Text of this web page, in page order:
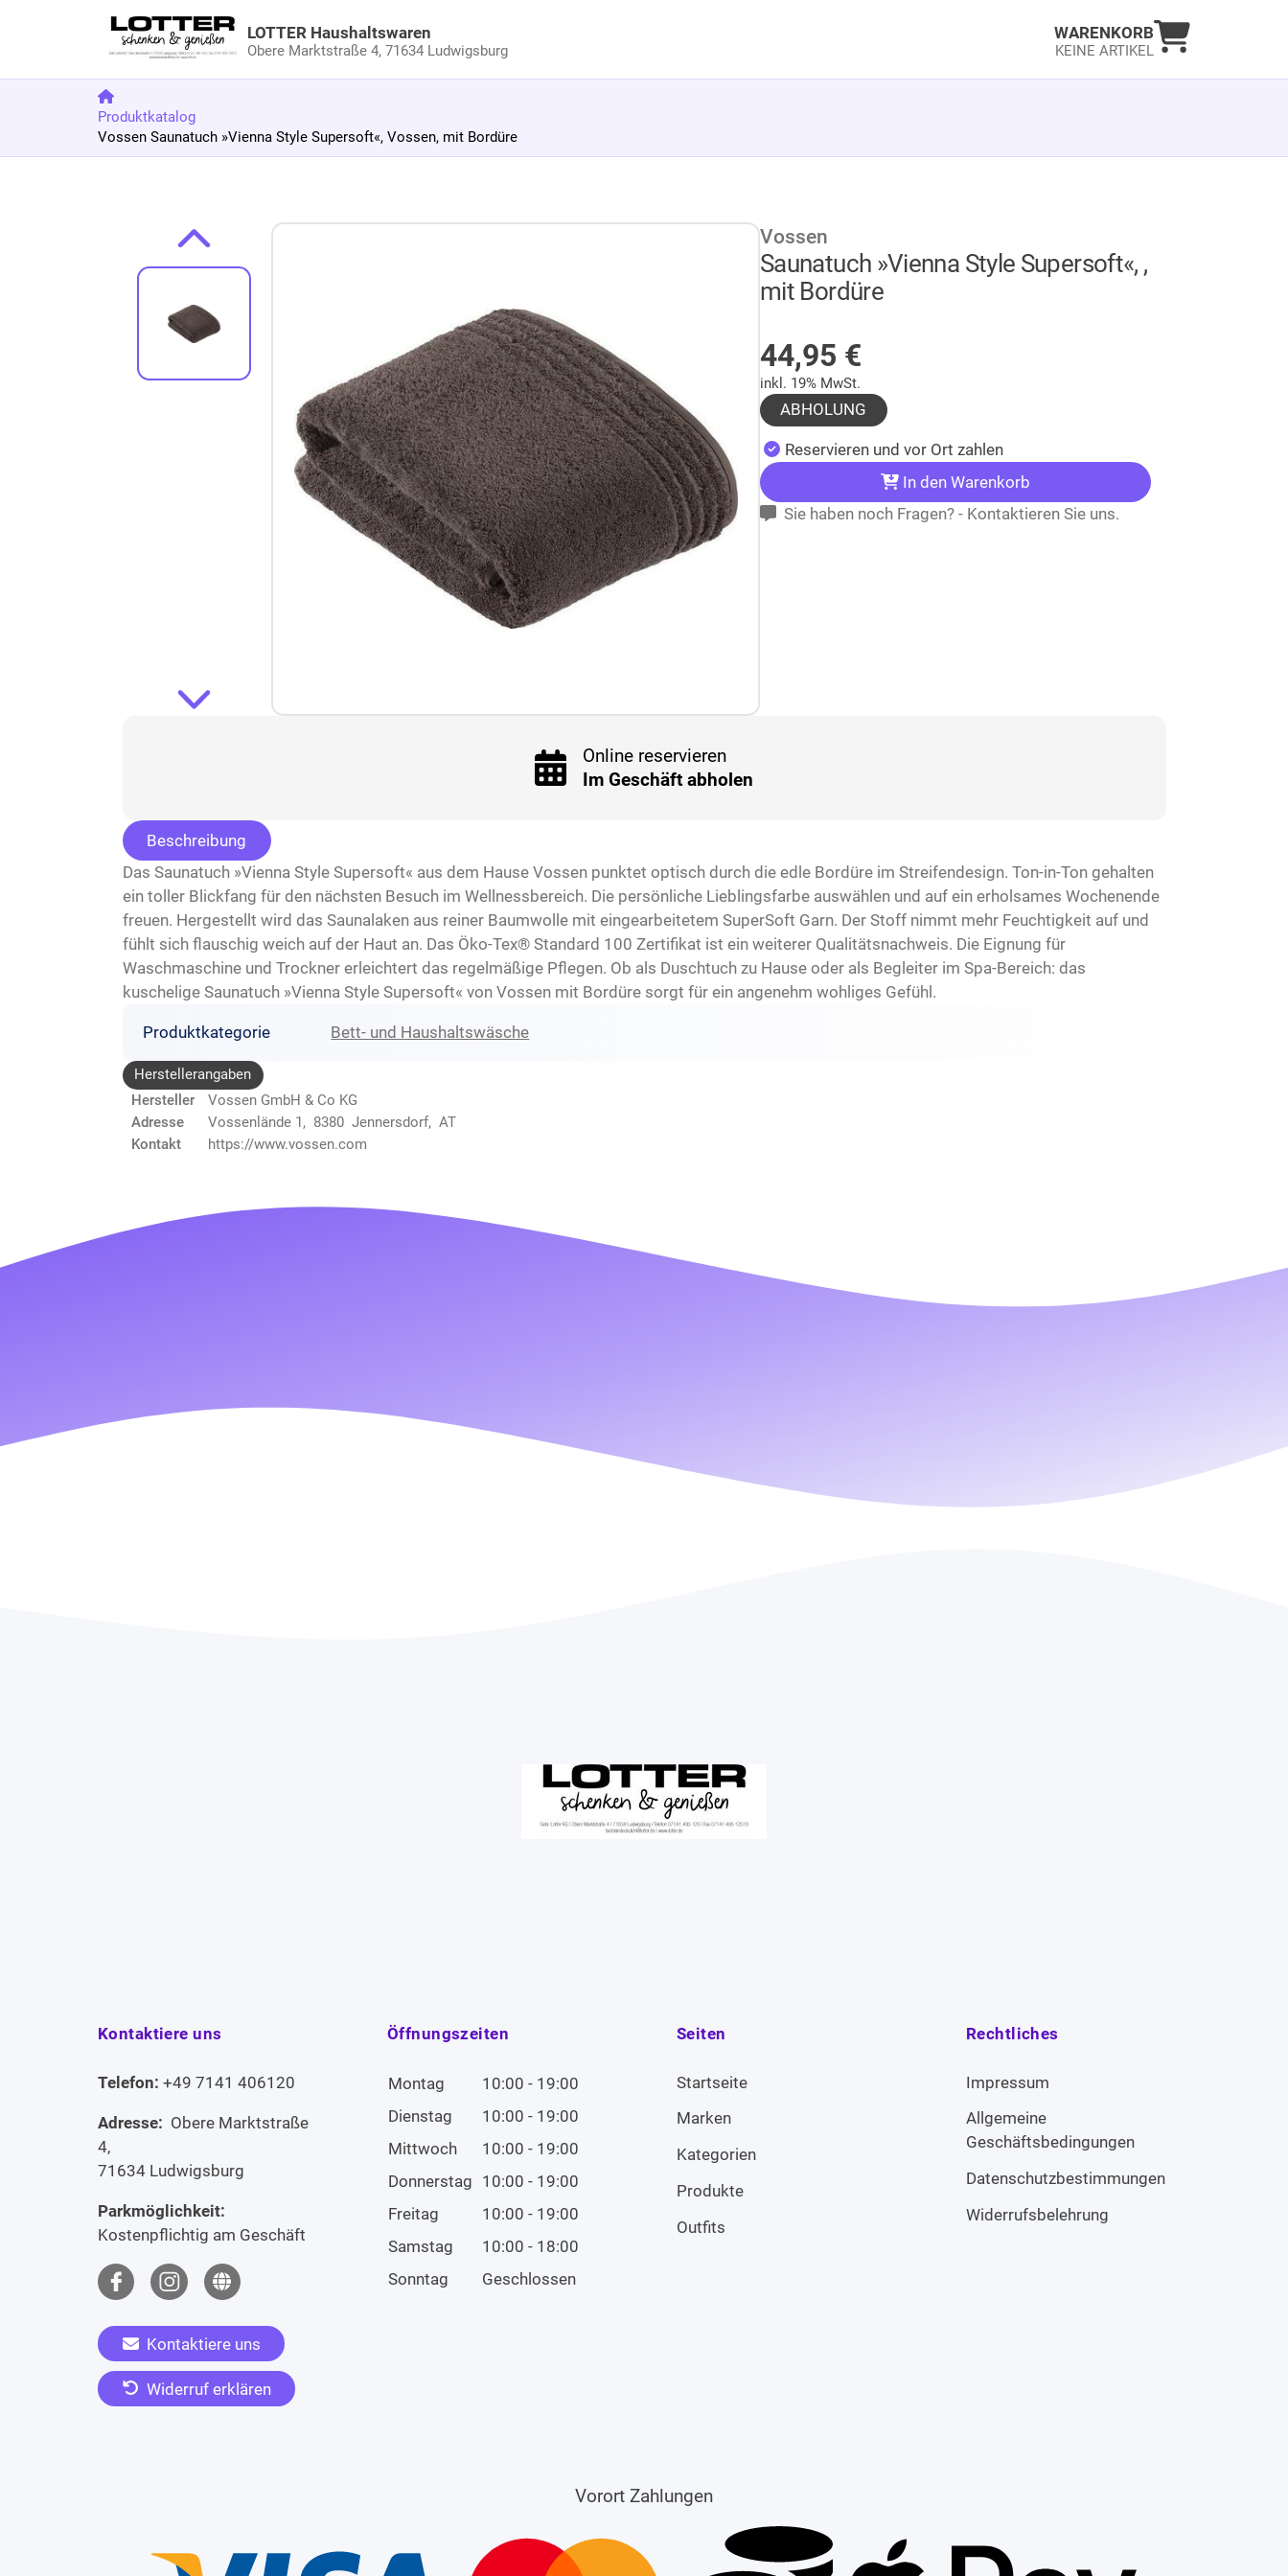
LOTTER Haushaltswaren
Obere Marktstraße 4, 71634 Ludwigsburg
WARENKORB
KEINE ARTIKEL
Warenkorb
Produktkatalog
Vossen Saunatuch »Vienna Style Supersoft«, Vossen, mit Bordüre
Zur Produktbeschreibung springen Vossen
Saunatuch »Vienna Style Supersoft«, ,
mit Bordüre
44,95 €
inkl. 19% MwSt.
ABHOLUNG
Reservieren und vor Ort zahlen
In den Warenkorb
Sie haben noch Fragen? - Kontaktieren Sie uns.
Online reservieren
Im Geschäft abholen
Beschreibung
Das Saunatuch »Vienna Style Supersoft« aus dem Hause Vossen punktet optisch durch die edle Bordüre im Streifendesign. Ton-in-Ton gehalten
ein toller Blickfang für den nächsten Besuch im Wellnessbereich. Die persönliche Lieblingsfarbe auswählen und auf ein erholsames Wochenende
freuen. Hergestellt wird das Saunalaken aus reiner Baumwolle mit eingearbeitetem SuperSoft Garn. Der Stoff nimmt mehr Feuchtigkeit auf und
fühlt sich flauschig weich auf der Haut an. Das Öko-Tex® Standard 100 Zertifikat ist ein weiterer Qualitätsnachweis. Die Eignung für
Waschmaschine und Trockner erleichtert das regelmäßige Pflegen. Ob als Duschtuch zu Hause oder als Begleiter im Spa-Bereich: das
kuschelige Saunatuch »Vienna Style Supersoft« von Vossen mit Bordüre sorgt für ein angenehm wohliges Gefühl.
Produktkategorie Bett- und Haushaltswäsche
Herstellerangaben
Hersteller
Vossen GmbH & Co KG
Adresse
Vossenlände 1, 8380 Jennersdorf, AT
Kontakt
https://www.vossen.com
Kontaktiere uns
Telefon: +49 7141 406120
Adresse: Obere Marktstraße
4,
71634 Ludwigsburg
Parkmöglichkeit:
Kostenpflichtig am Geschäft
Kontaktiere uns
Widerruf erklären
Öffnungszeiten
Montag
10:00 - 19:00
Dienstag
10:00 - 19:00
Mittwoch
10:00 - 19:00
Donnerstag 10:00 - 19:00
Freitag
10:00 - 19:00
Samstag
10:00 - 18:00
Sonntag
Geschlossen
Seiten
Startseite
Marken
Kategorien
Produkte
Outfits
Rechtliches
Impressum
Allgemeine
Geschäftsbedingungen
Datenschutzbestimmungen
Widerrufsbelehrung
Vorort Zahlungen